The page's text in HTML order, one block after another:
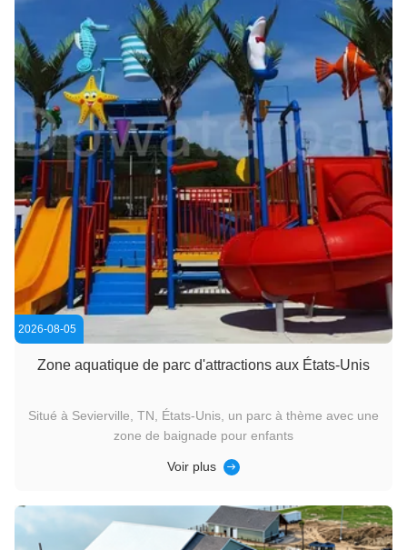
2026-08-05
Zone aquatique de parc d'attractions aux États-Unis
Situé à Sevierville, TN, États-Unis, un parc à thème avec une
zone de baignade pour enfants
Voir plus